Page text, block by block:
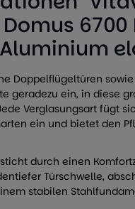
6700
Doppelflügeltüren
geradezu ein, in diese
Verglasungsart fügt
ein und bietet den
durch einen
Türschwelle,
stabilen